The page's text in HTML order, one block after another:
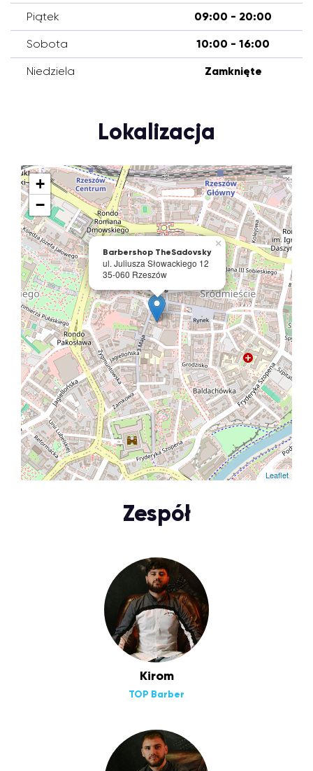
Piątek 09:00 - 20:00
Sobota 10:00 - 16:00
Niedziela Zamknięte
Lokalizacja
Barbershop TheSadovsky
ul. Juliusza Słowackiego 12
35-060 Rzeszów
×
+
−
Leaflet
Zespół
Kirom
TOP Barber